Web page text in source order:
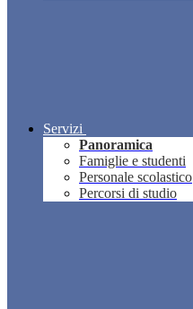
Servizi
Panoramica
Famiglie e studenti
Personale scolastico
Percorsi di studio